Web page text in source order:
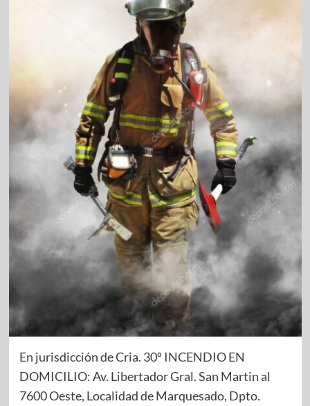
En jurisdicción de Cria. 30º INCENDIO EN
DOMICILIO: Av. Libertador Gral. San Martin al
7600 Oeste, Localidad de Marquesado, Dpto.